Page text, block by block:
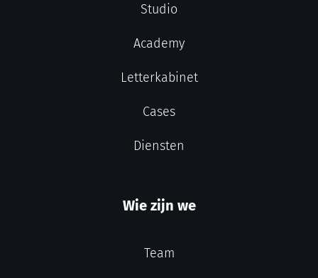
Studio
Academy
Letterkabinet
Cases
Diensten
Wie zijn we
Team